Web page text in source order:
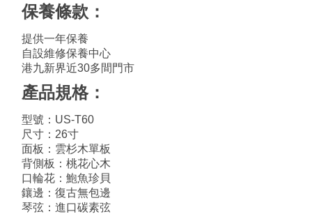
保養條款：
提供一年保養
自設維修保養中心
港九新界近30多間門市
產品規格：
型號：US-T60
尺寸：26寸
面板：雲杉木單板
背側板：桃花心木
口輪花：鮑魚珍貝
鑲邊：復古無包邊
琴弦：進口碳素弦